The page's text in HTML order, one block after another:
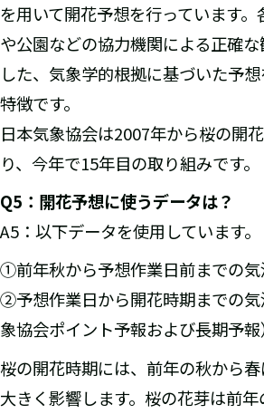
を用いて開花予想を行っています
や公園などの協力機関による正確
した、気象学的根拠に基づいた予
特徴です。
日本気象協会は2007年から桜の開
り、今年で15年目の取り組みです。
Q5 ：開花予想に使うデータは？
A5：以下データを使用しています。
①前年秋から予想作業日前までの
②予想作業日から開花時期までの
象協会ポイント予報および長期予報
桜の開花時期には、前年の秋から
大きく影響します。桜の花芽は前